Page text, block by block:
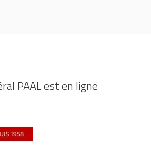
PAAL est en ligne